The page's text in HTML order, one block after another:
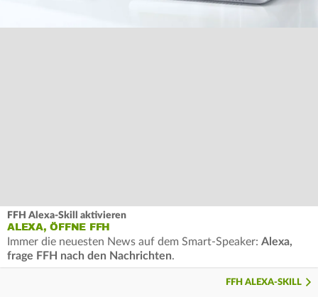
FFH Alexa-Skill aktivieren
ALEXA, ÖFFNE FFH
Immer die neuesten News auf dem Smart-Speaker: Alexa,
frage FFH nach den Nachrichten.
FFH ALEXA-SKILL